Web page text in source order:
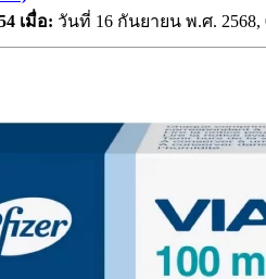
เมื่อ: วันที่ 16 กันยายน พ.ศ. 2568,